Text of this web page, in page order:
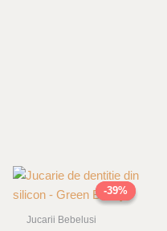
-39%
-39%
Jucarii Bebelusi
Original
was:
Current
price
is: